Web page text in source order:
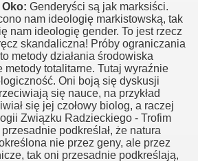
Genderyści są jak marksiści.
nam ideologię markistowską, tak
nam ideologię gender. To jest rzecz
skandaliczna! Próby ograniczania
metody działania środowiska
metody totalitarne. Tutaj wyraźnie
Oni boją się dyskusji
się nauce, na przykład
się jej czołowy biolog, a raczej
Związku Radzieckiego - Trofim
podkreślał, że natura
nie przez geny, ale przez
tak oni przesadnie podkreślają,